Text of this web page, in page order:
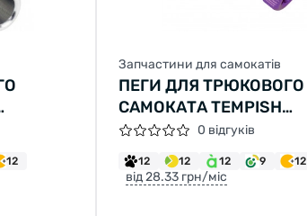
12
Запчастини для самокатів
ПЕГИ ДЛЯ ТРЮКОВОГО
САМОКАТА TEMPISH
ФІОЛЕТОВИЙ0 відгуків
12 12 12 9 12
від 28.33 грн/міс